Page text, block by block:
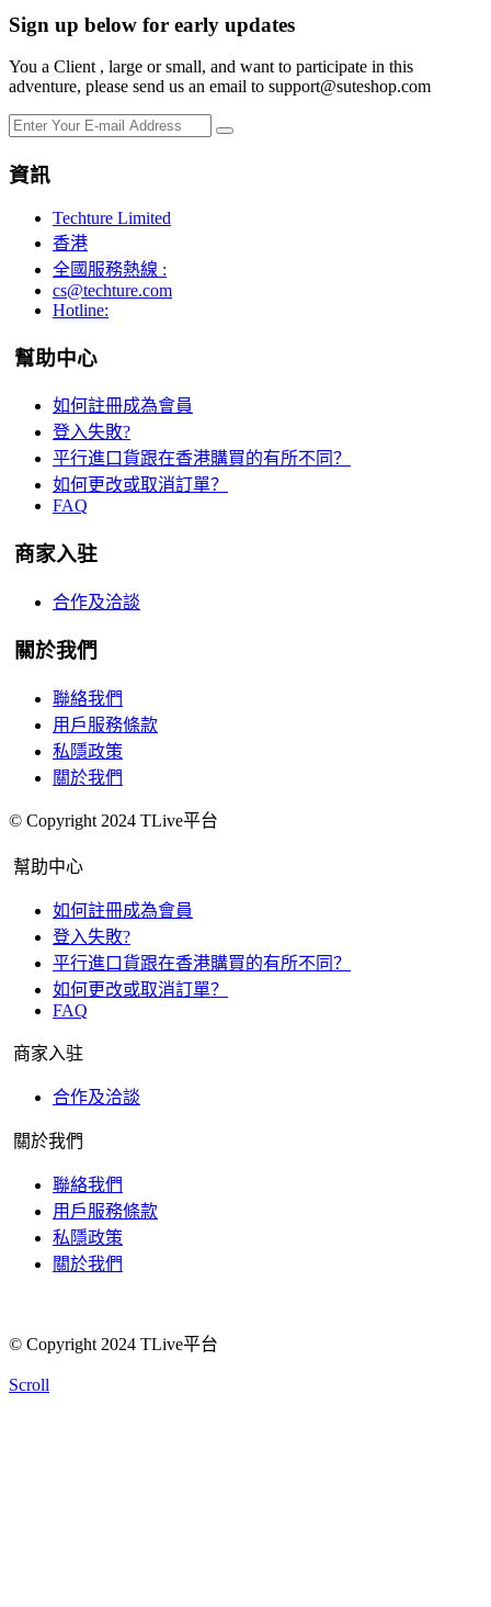
Sign up below for early updates
You a Client , large or small, and want to participate in this
adventure, please send us an email to support@suteshop.com
資訊
Techture Limited
香港
全國服務熱線 :
cs@techture.com
Hotline:
幫助中心
如何註冊成為會員
登入失敗?
平行進口貨跟在香港購買的有所不同？
如何更改或取消訂單？
FAQ
商家入驻
合作及洽談
關於我們
聯絡我們
用戶服務條款
私隱政策
關於我們
© Copyright 2024 TLive平台
幫助中心
如何註冊成為會員
登入失敗?
平行進口貨跟在香港購買的有所不同？
如何更改或取消訂單？
FAQ
商家入驻
合作及洽談
關於我們
聯絡我們
用戶服務條款
私隱政策
關於我們
© Copyright 2024 TLive平台
Scroll